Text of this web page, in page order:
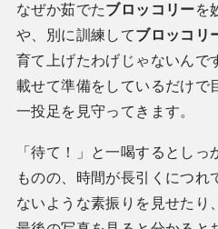
なぜか茹でたブロッコリーを
や、別に訓練してブロッコリ
育て上げたわげじゃないんで
載せて準備をしているだけで
一投足を見守ってきます。
「待て！」と一喝するとし
ものの、時間が長引くにつ
ないような素振りを見せたり